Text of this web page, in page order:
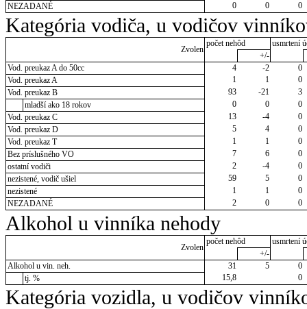
NEZADANÉ
0 0 0
Kategória vodiča, u vodičov
Zvolen
počet nehôd
usmrtení
+/-
Vod. preukaz A do 50cc
4 -2
0
Vod. preukaz A
1 1
0
Vod. preukaz B
93 -21
3
mladší ako 18 rokov
0 0
0
Vod. preukaz C
13 -4
0
Vod. preukaz D
5 4
0
Vod. preukaz T
1 1
0
Bez príslušného VO
7 6
0
ostatní vodiči
2 -4
0
nezistené, vodič ušiel
59 5
0
nezistené
1 1
0
NEZADANÉ
2 0 0
Alkohol u vinníka nehody
Zvolen
počet nehôd
usmrtení
+/-
Alkohol u vin. neh.
31 5
0
tj. %
15,8 0
Kategória vozidla, u vodičov